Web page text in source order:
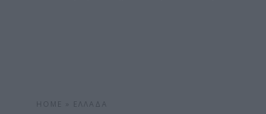
HOME ΕΛΛΆΔΑ